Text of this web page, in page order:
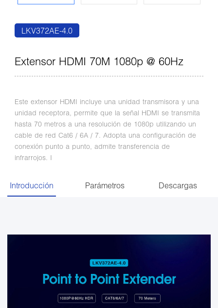
LKV372AE-4.0
Extensor HDMI 70M 1080p @ 60Hz
Este extensor HDMI incluye una unidad transmisora ​​y una
unidad receptora, permite que la señal HDMI se transmita
hasta 70 metros a una resolución de 1080p utilizando un
cable de red Cat6 / 6A / 7. Adopta una configuración de
conexión punto a punto, admite transferencia de
infrarrojos. I
Introducción Parámetros Descargas